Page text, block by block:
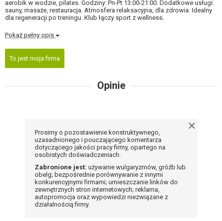
aerobik w wodzie, pilates. Godziny: Pn-Pt 13:00-21:00. Dodatkowe usługi:
sauny, masaże, restauracja. Atmosfera relaksacyjna, dla zdrowia. Idealny
dla regeneracji po treningu. Klub łączy sport z wellness.
Pokaż pełny opis
To jest moja firma
Opinie
Prosimy o pozostawienie konstruktywnego,
uzasadnionego i pouczającego komentarza
dotyczącego jakości pracy firmy, opartego na
osobistych doświadczeniach.
Zabronione jest: używanie wulgaryzmów, gróźb lub
obelg; bezpośrednie porównywanie z innymi
konkurencyjnymi firmami; umieszczanie linków do
zewnętrznych stron internetowych; reklama,
autopromocja oraz wypowiedzi niezwiązane z
działalnością firmy.